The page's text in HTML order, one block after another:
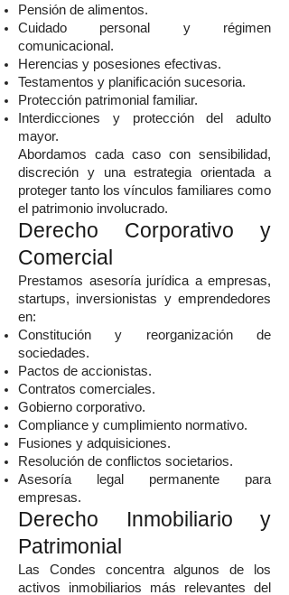
Pensión de alimentos.
Cuidado personal y régimen
comunicacional.
Herencias y posesiones efectivas.
Testamentos y planificación sucesoria.
Protección patrimonial familiar.
Interdicciones y protección del adulto
mayor.
Abordamos cada caso con sensibilidad,
discreción y una estrategia orientada a
proteger tanto los vínculos familiares como
el patrimonio involucrado.
Derecho Corporativo y
Comercial
Prestamos asesoría jurídica a empresas,
startups, inversionistas y emprendedores
en:
Constitución y reorganización de
sociedades.
Pactos de accionistas.
Contratos comerciales.
Gobierno corporativo.
Compliance y cumplimiento normativo.
Fusiones y adquisiciones.
Resolución de conflictos societarios.
Asesoría legal permanente para
empresas.
Derecho Inmobiliario y
Patrimonial
Las Condes concentra algunos de los
activos inmobiliarios más relevantes del